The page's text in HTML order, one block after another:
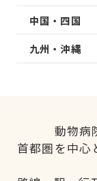
中国・四国
九州・沖縄
動物病
首都圏を中心